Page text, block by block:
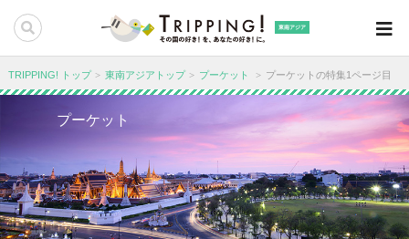
東南アジア
TRIPPING! トップ 東南アジアトップ プーケット プーケットの特集1ページ目
プーケット